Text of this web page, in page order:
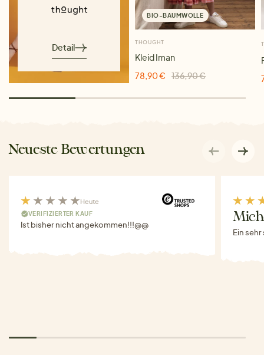
Detail
BIO-BAUMWOLLE
THOUGHT
Kleid Iman
78,90 €
136,90 €
Neueste Bewertungen
Heute
VERIFIZIERTER KAUF
Ist bisher nicht angekommen!!!@@
Ein